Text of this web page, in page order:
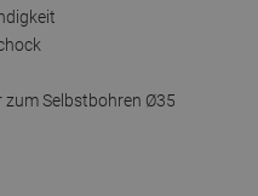
Selbstbohren Ø35